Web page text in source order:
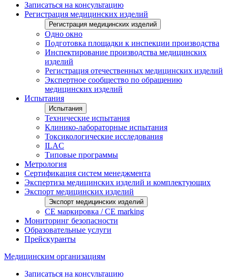
Записаться на консультацию
Регистрация медицинских изделий
Регистрация медицинских изделий
Одно окно
Подготовка площадки к инспекции производства
Инспектирование производства медицинских
изделий
Регистрация отечественных медицинских изделий
Экспертное сообщество по обращению
медицинских изделий
Испытания
Испытания
Технические испытания
Клинико-лабораторные испытания
Токсикологические исследования
ILAС
Типовые программы
Метрология
Сертификация систем менеджмента
Экспертиза медицинских изделий и комплектующих
Экспорт медицинских изделий
Экспорт медицинских изделий
CE маркировка / CE marking
Мониторинг безопасности
Образовательные услуги
Прейскуранты
Медицинским организациям
Записаться на консультацию